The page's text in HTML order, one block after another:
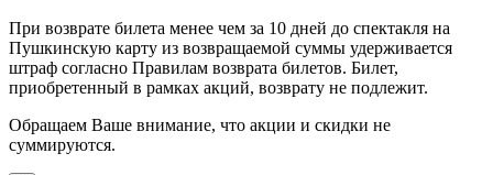
При возврате билета менее чем за 10 дней до спектакля на
Пушкинскую карту из возвращаемой суммы удерживается
штраф согласно Правилам возврата билетов. Билет,
приобретенный в рамках акций, возврату не подлежит.
Обращаем Ваше внимание, что акции и скидки не
суммируются.